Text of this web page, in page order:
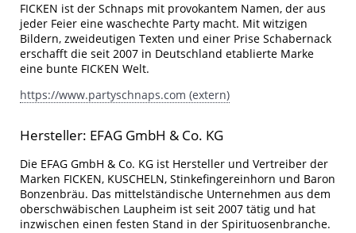
FICKEN ist der Schnaps mit provokantem Namen, der aus
jeder Feier eine waschechte Party macht. Mit witzigen
Bildern, zweideutigen Texten und einer Prise Schabernack
erschafft die seit 2007 in Deutschland etablierte Marke
eine bunte FICKEN Welt.
https://www.partyschnaps.com (extern)
Hersteller: EFAG GmbH & Co. KG
Die EFAG GmbH & Co. KG ist Hersteller und Vertreiber der
Marken FICKEN, KUSCHELN, Stinkefingereinhorn und Baron
Bonzenbräu. Das mittelständische Unternehmen aus dem
oberschwäbischen Laupheim ist seit 2007 tätig und hat
inzwischen einen festen Stand in der Spirituosenbranche.